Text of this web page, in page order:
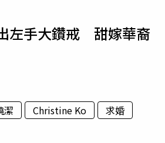
左手大鑽戒 甜嫁華裔
潔 Christine Ko
求婚